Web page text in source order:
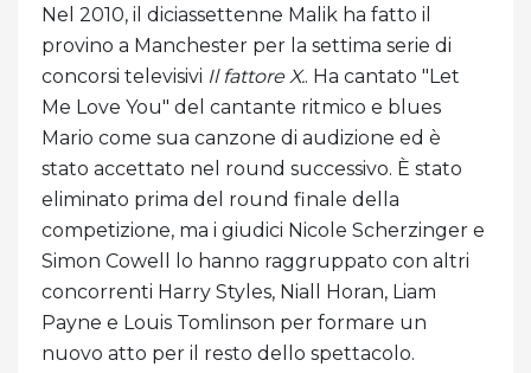
Nel 2010, il diciassettenne Malik ha fatto il
provino a Manchester per la settima serie di
concorsi televisivi Il fattore X.. Ha cantato "Let
Me Love You" del cantante ritmico e blues
Mario come sua canzone di audizione ed è
stato accettato nel round successivo. È stato
eliminato prima del round finale della
competizione, ma i giudici Nicole Scherzinger e
Simon Cowell lo hanno raggruppato con altri
concorrenti Harry Styles, Niall Horan, Liam
Payne e Louis Tomlinson per formare un
nuovo atto per il resto dello spettacolo.